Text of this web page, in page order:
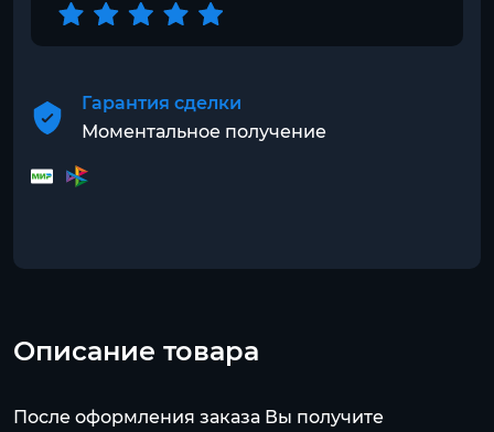
Гарантия сделки
Моментальное получение
Описание товара
После оформления заказа Вы получите